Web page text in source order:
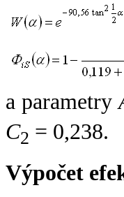
a parametry
C2 = 0,238.
Výpočet